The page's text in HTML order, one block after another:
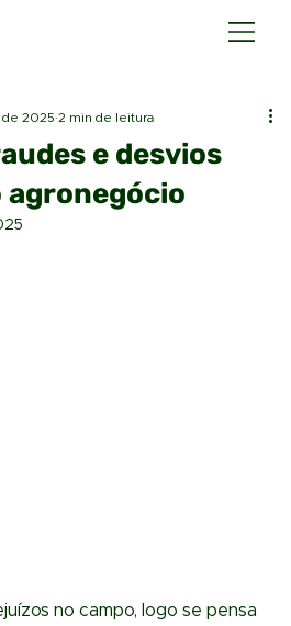
e desvios
de 2025 2 min de leitura
no campo, logo se pensa